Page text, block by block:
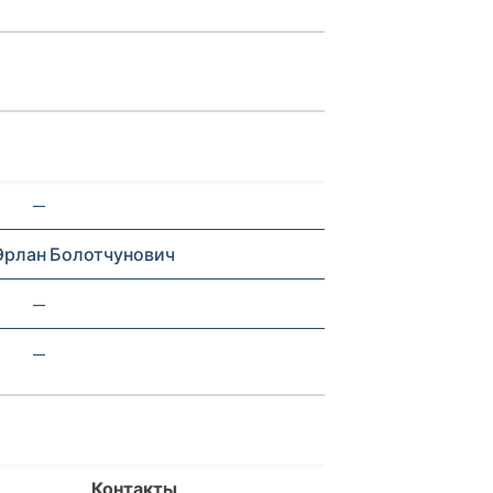
—
Болотчунович
—
—
Контакты